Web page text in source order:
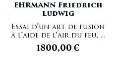
EHRMANN Friedrich
Ludwig
Essai d'un art de fusion
à l'aide de l'air du feu, ...
1800,00€